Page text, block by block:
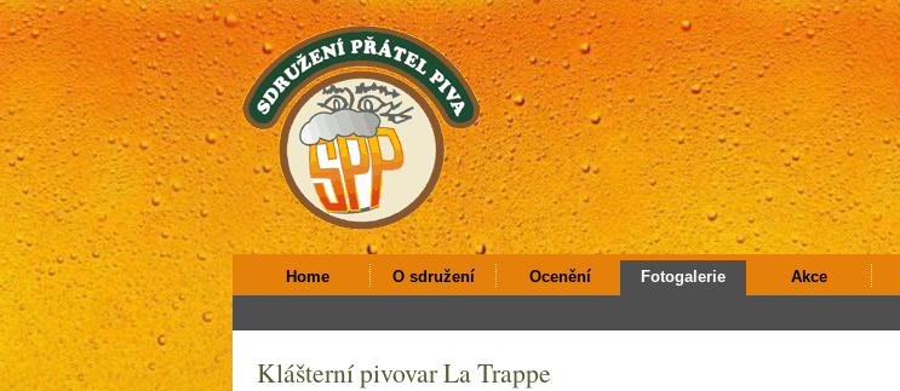
Home O sdružení Ocenění Fotogalerie Akce
Klášterní pivovar La Trappe